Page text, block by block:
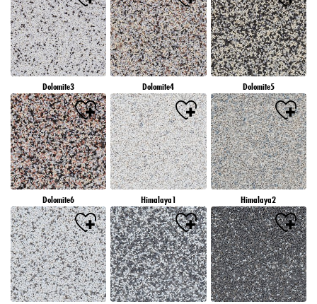
Dolomite3 Dolomite4 Dolomite5
Dolomite6 Himalaya1 Himalaya2